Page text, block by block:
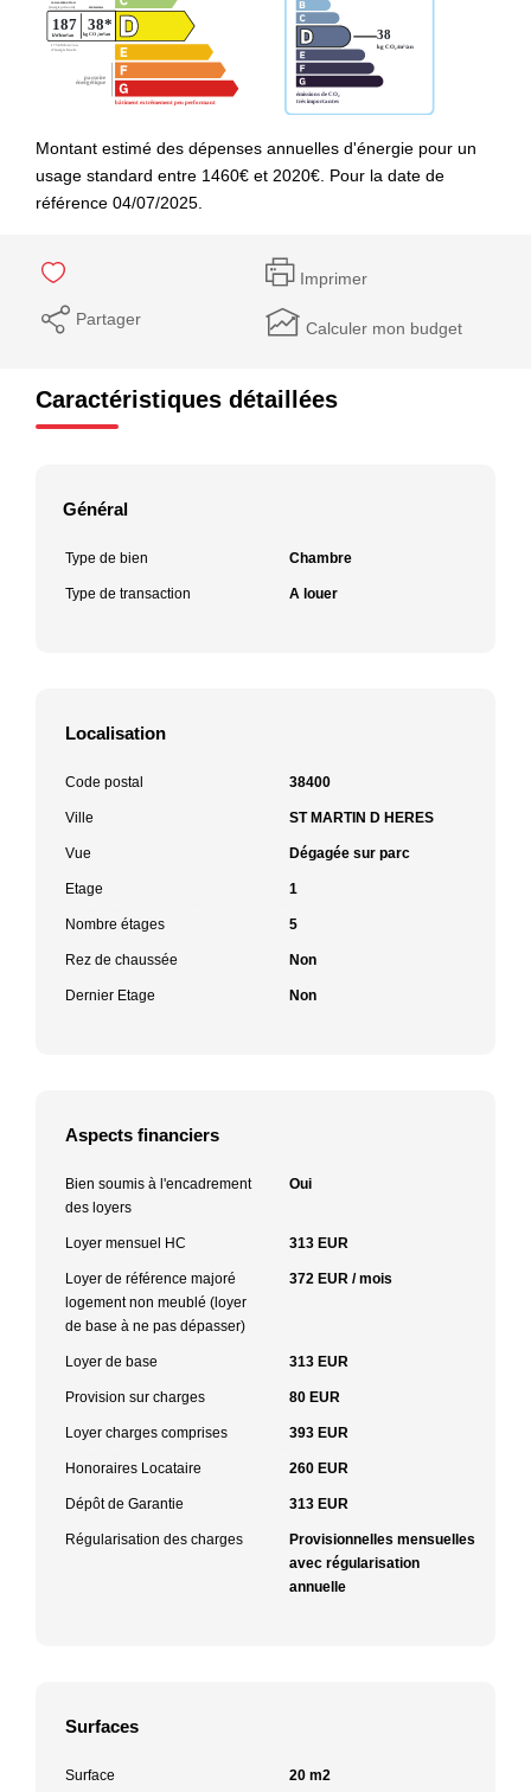
Montant estimé des dépenses annuelles d'énergie pour un
usage standard entre 1460€ et 2020€. Pour la date de
référence 04/07/2025.
Imprimer
Partager Calculer mon budget
Caractéristiques détaillées
Général
Type de bien Chambre
Type de transaction A louer
Localisation
Code postal 38400
Ville ST MARTIN D HERES
Vue Dégagée sur parc
Etage 1
Nombre étages 5
Rez de chaussée Non
Dernier Etage Non
Aspects financiers
Bien soumis à l'encadrement
des loyers
Oui
Loyer mensuel HC 313 EUR
Loyer de référence majoré
logement non meublé (loyer
de base à ne pas dépasser)
372 EUR / mois
Loyer de base 313 EUR
Provision sur charges 80 EUR
Loyer charges comprises 393 EUR
Honoraires Locataire 260 EUR
Dépôt de Garantie 313 EUR
Régularisation des charges
Provisionnelles mensuelles
avec régularisation
annuelle
Surfaces
Surface 20 m2